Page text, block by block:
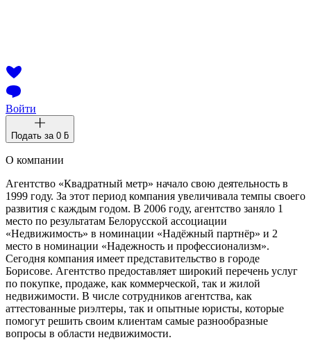
Войти
Подать за 0 ƃ
О компании
Агентство «Квадратный метр» начало свою деятельность в
1999 году. За этот период компания увеличивала темпы своего
развития с каждым годом. В 2006 году, агентство заняло 1
место по результатам Белорусской ассоциации
«Недвижимость» в номинации «Надёжный партнёр» и 2
место в номинации «Надежность и профессионализм».
Сегодня компания имеет представительство в городе
Борисове. Агентство предоставляет широкий перечень услуг
по покупке, продаже, как коммерческой, так и жилой
недвижимости. В числе сотрудников агентства, как
аттестованные риэлтеры, так и опытные юристы, которые
помогут решить своим клиентам самые разнообразные
вопросы в области недвижимости.